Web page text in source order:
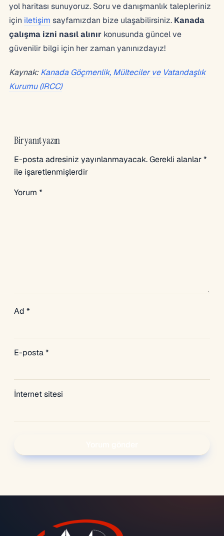
yol haritası sunuyoruz. Soru ve danışmanlık talepleriniz
için iletişim sayfamızdan bize ulaşabilirsiniz. Kanada
çalışma izni nasıl alınır konusunda güncel ve
güvenilir bilgi için her zaman yanınızdayız!
Kaynak:Kanada Göçmenlik, Mülteciler ve Vatandaşlık
Kurumu (IRCC)
Bir yanıt yazın
E-posta adresiniz yayınlanmayacak.Gerekli alanlar*
ile işaretlenmişlerdir
Yorum *
Ad *
E-posta*
İnternet sitesi